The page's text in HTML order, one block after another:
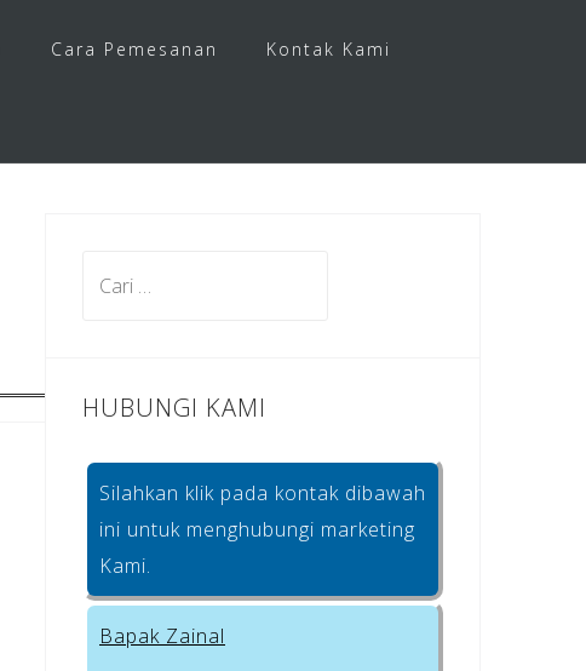
Cara Pemesanan Kontak Kami
HUBUNGI KAMI
Silahkan klik pada kontak dibawah
ini untuk menghubungi marketing
Kami.
Bapak Zainal